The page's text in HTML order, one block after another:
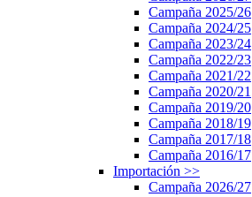
Campaña 2025/26
Campaña 2024/25
Campaña 2023/24
Campaña 2022/23
Campaña 2021/22
Campaña 2020/21
Campaña 2019/20
Campaña 2018/19
Campaña 2017/18
Campaña 2016/17
Importación >>
Campaña 2026/27